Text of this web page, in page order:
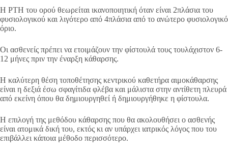
Η PTH του ορού θεωρείται ικανοποιητική όταν είναι 2πλάσια του
φυσιολογικού και λιγότερο από 4πλάσια από το ανώτερο φυσιολογικό
όριο.
Οι ασθενείς πρέπει να ετοιμάζουν την φίστουλά τους τουλάχιστον 6-
12 μήνες πριν την έναρξη κάθαρσης.
Η καλύτερη θέση τοποθέτησης κεντρικού καθετήρα αιμοκάθαρσης
είναι η δεξιά έσω σφαγίτιδα φλέβα και μάλιστα στην αντίθετη πλευρά
από εκείνη όπου θα δημιουργηθεί ή δημιουργήθηκε η φίστουλα.
Η επιλογή της μεθόδου κάθαρσης που θα ακολουθήσει ο ασθενής
είναι ατομικά δική του, εκτός κι αν υπάρχει ιατρικός λόγος που του
επιβάλλει κάποια μέθοδο περισσότερο.